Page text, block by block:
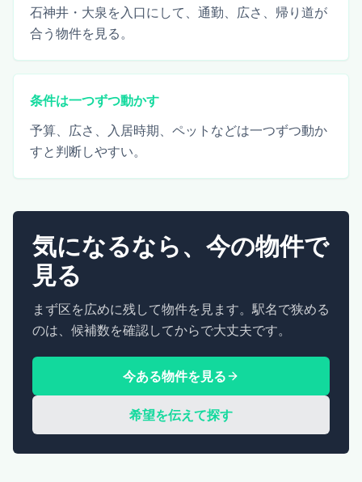
石神井・大泉を入口にして、通勤、広さ、帰り道が
合う物件を見る。
条件は一つずつ動かす
予算、広さ、入居時期、ペットなどは一つずつ動か
すと判断しやすい。
気になるなら、今の物件で
見る
まず区を広めに残して物件を見ます。駅名で狭める
のは、候補数を確認してからで大丈夫です。
今ある物件を見る
希望を伝えて探す